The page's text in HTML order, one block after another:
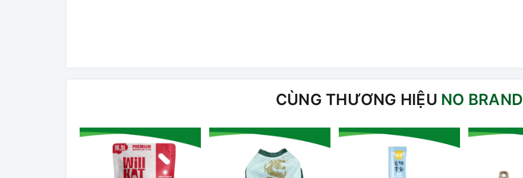
CÙNG THƯƠNG HIỆU NO BRAND